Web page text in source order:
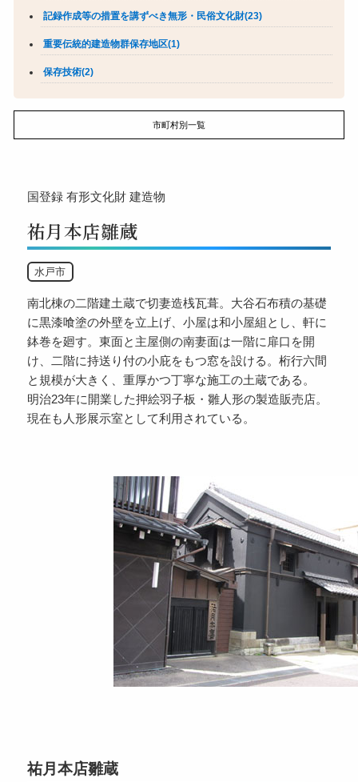
記録作成等の措置を講ずべき無形・民俗文化財(23)
重要伝統的建造物群保存地区(1)
保存技術(2)
市町村別一覧
国登録 有形文化財 建造物
祐月本店雛蔵
水戸市
南北棟の二階建土蔵で切妻造桟瓦葺。大谷石布積の基礎
に黒漆喰塗の外壁を立上げ、小屋は和小屋組とし、軒に
鉢巻を廻す。東面と主屋側の南妻面は一階に扉口を開
け、二階に持送り付の小庇をもつ窓を設ける。桁行六間
と規模が大きく、重厚かつ丁寧な施工の土蔵である。
明治23年に開業した押絵羽子板・雛人形の製造販売店。
現在も人形展示室として利用されている。
祐月本店雛蔵